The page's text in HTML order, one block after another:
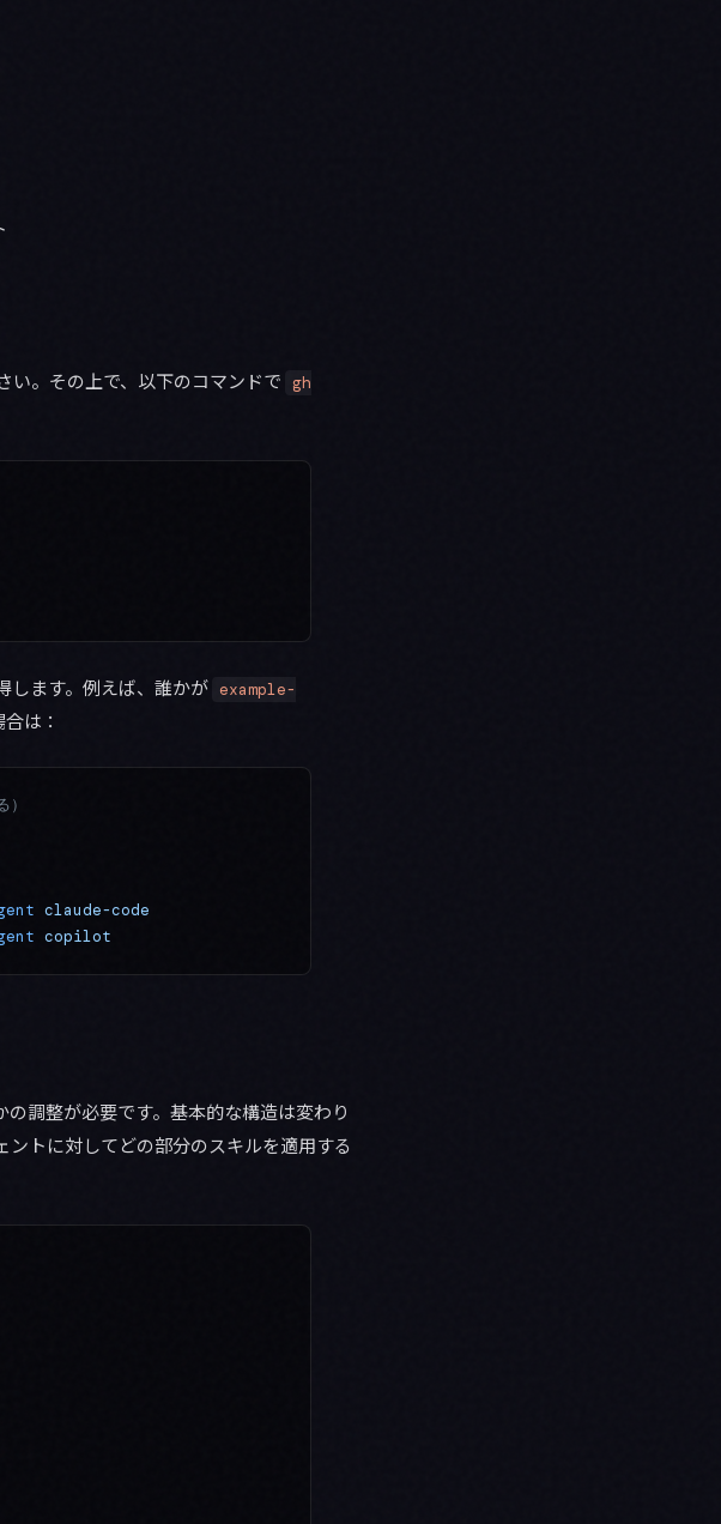
い。その上で、以下のコマンドで gh
します。例えば、誰かが example-
は：
claude-code
copilot
調整が必要です。基本的な構造は変わり
トに対してどの部分のスキルを適用する